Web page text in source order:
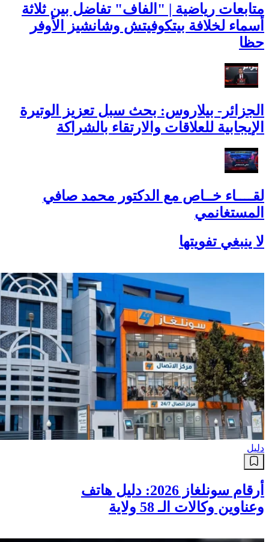
متابعات رياضية | "الفاف" تفاضل بين ثلاثة
أسماء لخلافة بيتكوفيتش وشانشيز الأوفر
حظا
الجزائر- بيلاروس: بحث سبل تعزيز الوتيرة
الإيجابية للعلاقات والارتقاء بالشراكة
لقــــاء خــاص مع الدكتور محمد صافي
المستغانمي
لا ينبغي تفويتها
دليل
أرقام سونلغاز 2026: دليل هاتف
وعناوين وكالات الـ 58 ولاية